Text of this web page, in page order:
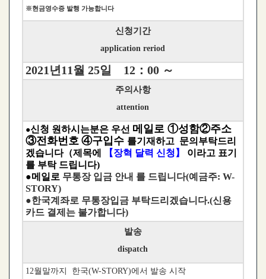
※현금영수증 발행 가능합니다
신청기간
application reriod
2021년11월 25일 12：00 ～
주의사항
attention
●신청 원하시는분은 우선 메일로 ①성함②주소
③전화번호 ④구입수 를기재하고 문의부탁드리
겠습니다（제목에 【장혁 달력 신청】
이라고 표기
를 부탁 드립니다)
●메일로 무통장 입금 안내 를 드립니다(예금주: W-
STORY)
●한국계좌로 무통장입금 부탁드리겠습니다.(신용
카드 결제는 불가합니다)
발송
dispatch
12월말까지 한국(W-STORY)에서 발송 시작